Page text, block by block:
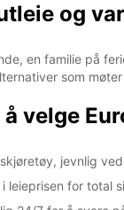
og
en familie på
som
å velge
jevnlig
leieprisen for total